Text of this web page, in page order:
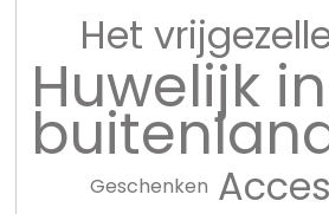
Het
Huwelijk in
Geschenken